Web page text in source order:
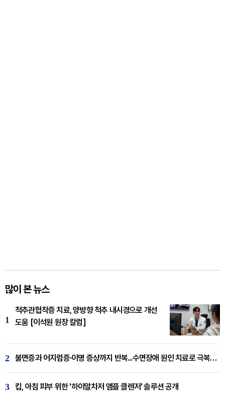
많이 본 뉴스
1
척추관협착증 치료, 양방향 척추 내시경으로 개선
도움 [이석원 원장 칼럼]
2 불면증과 어지럼증·이명 증상까지 반복...수면장애 원인 치료로 극복해야
3 킵, 아침 피부 위한 '하이알차저 앰플 클렌저' 솔루션 공개